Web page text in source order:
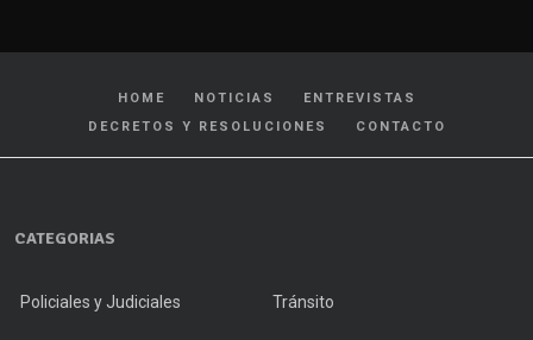
HOME NOTICIAS
ENTREVISTAS
DECRETOS Y RESOLUCIONES
CONTACTO
CATEGORIAS
Policiales y Judiciales Tránsito